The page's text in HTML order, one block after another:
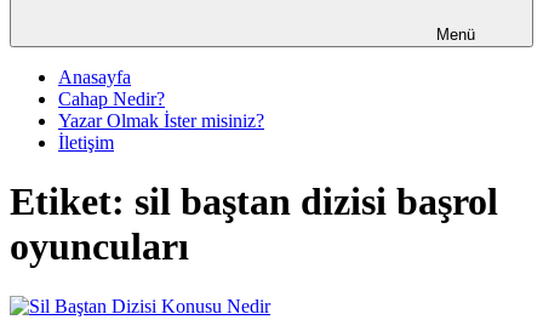
Menü
Anasayfa
Cahap Nedir?
Yazar Olmak İster misiniz?
İletişim
Etiket: sil baştan dizisi başrol
oyuncuları